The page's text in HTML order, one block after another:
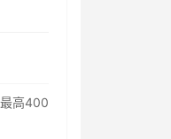
高400